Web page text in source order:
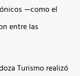
—como el
entre las
Turismo realizó